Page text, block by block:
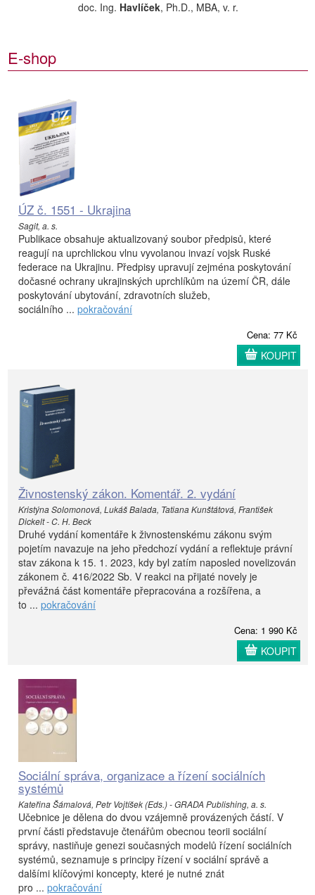
doc. Ing. Havlíček, Ph.D., MBA, v. r.
E-shop
ÚZ č. 1551 - Ukrajina
Sagit, a. s.
Publikace obsahuje aktualizovaný soubor předpisů, které
reagují na uprchlickou vlnu vyvolanou invazí vojsk Ruské
federace na Ukrajinu. Předpisy upravují zejména poskytování
dočasné ochrany ukrajinských uprchlíkům na území ČR, dále
poskytování ubytování, zdravotních služeb,
sociálního ... pokračování
Cena: 77 Kč
KOUPIT
Živnostenský zákon. Komentář. 2. vydání
Kristýna Solomonová, Lukáš Balada, Tatiana Kunštátová, František
Dickelt - C. H. Beck
Druhé vydání komentáře k živnostenskému zákonu svým
pojetím navazuje na jeho předchozí vydání a reflektuje právní
stav zákona k 15. 1. 2023, kdy byl zatím naposled novelizován
zákonem č. 416/2022 Sb. V reakci na přijaté novely je
převážná část komentáře přepracována a rozšířena, a
to ... pokračování
Cena: 1 990 Kč
KOUPIT
Sociální správa, organizace a řízení sociálních
systémů
Kateřina Šámalová, Petr Vojtíšek (Eds.) - GRADA Publishing, a. s.
Učebnice je dělena do dvou vzájemně provázených částí. V
první části představuje čtenářům obecnou teorii sociální
správy, nastiňuje genezi současných modelů řízení sociálních
systémů, seznamuje s principy řízení v sociální správě a
dalšími klíčovými koncepty, které je nutné znát
pro ... pokračování